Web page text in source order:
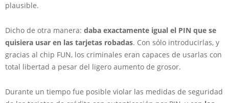
plausible.
Dicho de otra manera: daba exactamente igual el PIN que se
quisiera usar en las tarjetas robadas. Con sólo introducirlas, y
gracias al chip FUN, los criminales eran capaces de usarlas con
total libertad a pesar del ligero aumento de grosor.
Durante un tiempo fue posible violar las medidas de seguridad